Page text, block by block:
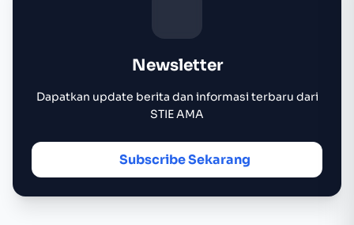
Newsletter
Dapatkan update berita dan informasi terbaru dari
STIE AMA
Subscribe Sekarang